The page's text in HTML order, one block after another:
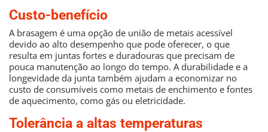
Custo-benefício
A brasagem é uma opção de união de metais acessível
devido ao alto desempenho que pode oferecer, o que
resulta em juntas fortes e duradouras que precisam de
pouca manutenção ao longo do tempo. A durabilidade e a
longevidade da junta também ajudam a economizar no
custo de consumíveis como metais de enchimento e fontes
de aquecimento, como gás ou eletricidade.
Tolerância a altas temperaturas